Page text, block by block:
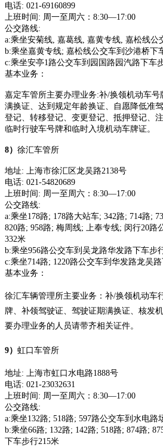
电话: 021-69160899
上班时间 : 周一至周六： 8:30—17:00
公交路线:
a:乘坐安菊线, 嘉葛线, 嘉黄专线, 嘉松线公
b:乘坐嘉黄专线; 嘉松线公交车到沙港桥下
c:乘坐安亭1路公交车到园国路园汽路下车
基本业务：
嘉定车管所主要办理业务:补/换领机动车号
满换证、达到规定年龄换证、自愿降低准
登记、转移登记、变更登记、抵押登记、
临时行驶车号牌和临时入境机动车牌证。
8） 徐汇车管所
地址: 上海市徐汇区龙吴路2138号
电话: 021-54820689
上班时间 : 周一至周六： 8:30—17:00
公交路线:
a:乘坐178路; 178路大站车; 342路; 714路;
820路; 958路; 梅周线; 上奉专线; 闵行20路
332米
b:乘坐956路公交车到吴龙路华发路下车步
c:乘坐714路; 1220路公交车到华发路龙吴
基本业务：
徐汇车辆管理所主要业务：补/换领机动车
牌、补领驾驶证、驾驶证期满换证、核发
要办理业务的人员请带齐相关证件。
9） 虹口车管所
地址: 上海市虹口水电路1888号
电话: 021-23032631
上班时间 : 周一至周六： 8:30—17:00
公交路线:
a:乘坐132路; 518路; 597路公交车到水电路
b:乘坐66路; 132路; 142路; 518路; 874路;
下车步行215米